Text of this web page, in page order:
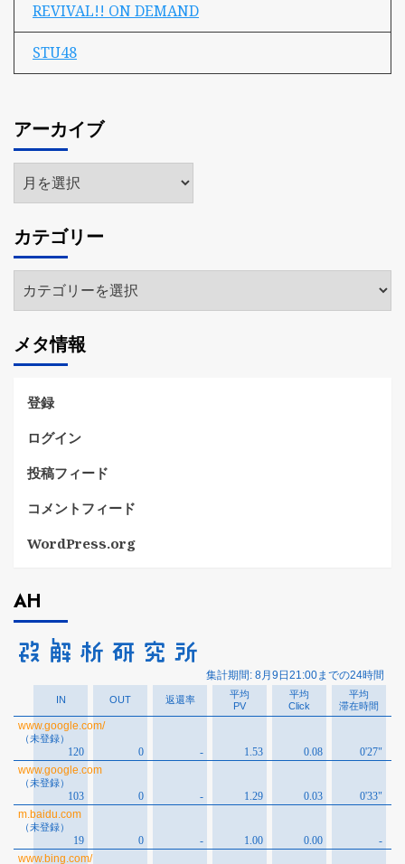
REVIVAL!! ON DEMAND
STU48
アーカイブ
ア
ー
イ
ブ
カテゴリー
テ
リ
ー
メタ情報
登録
ログイン
投稿フィード
コメントフィード
WordPress.org
AH